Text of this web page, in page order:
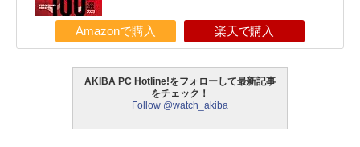
Amazonで購入 楽天で購入
AKIBA PC Hotline!をフォローして最新記事
をチェック！
Follow @watch_akiba